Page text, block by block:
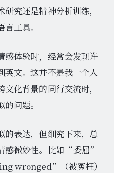
究还是精神分析训练，
工具。
感体验时，经常会发现许
英文。这并不是我一个人
化背景的同行交流时，
问题。
的表达，但细究下来，总
感微妙性。比如“委屈”
wronged”（被冤枉）